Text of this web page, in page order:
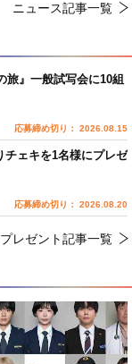
ニュース記事一覧
旅』一般試写会に10組
応募締め切り： 2026.08.15
チェキを1名様にプレゼ
応募締め切り： 2026.08.20
プレゼント記事一覧